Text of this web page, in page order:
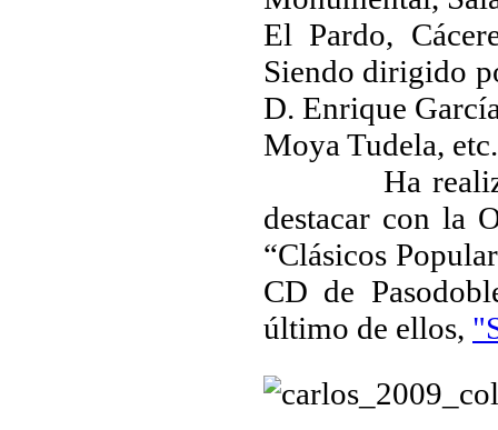
El Pardo,
Siendo dirigido
D. Enrique
Moya Tudela, etc.
Ha realizado
destacar con la
“Clásicos
CD de
último de ellos,